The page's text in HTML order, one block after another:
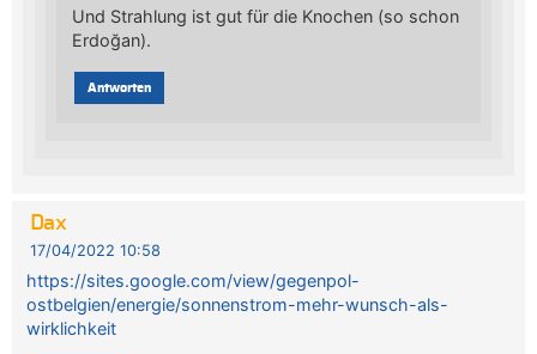
Und Strahlung ist gut für die Knochen (so schon
Erdoğan).
Antworten
Dax
17/04/2022 10:58
https://sites.google.com/view/gegenpol-
ostbelgien/energie/sonnenstrom-mehr-wunsch-als-
wirklichkeit